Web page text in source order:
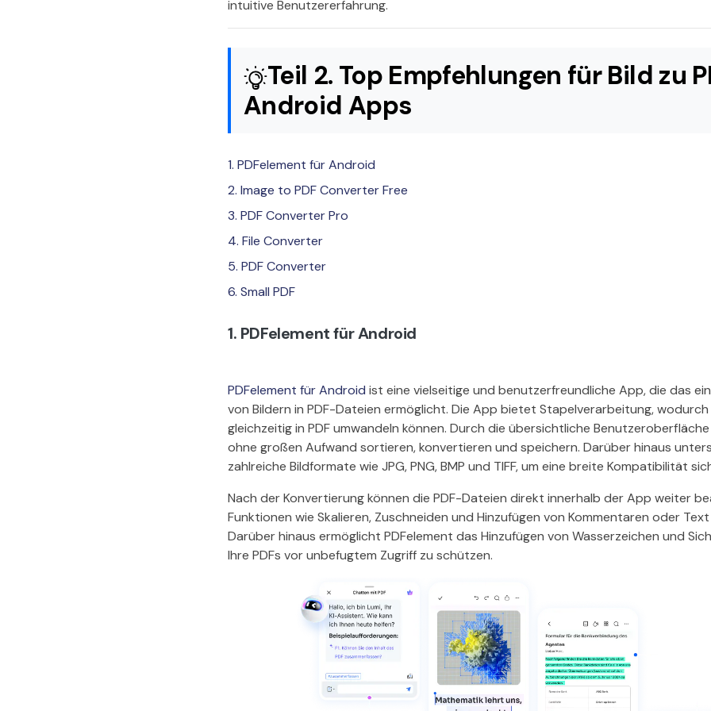
intuitive Benutzererfahrung.
Teil 2. Top Empfehlungen für Bild zu
Android Apps
1. PDFelement für Android
2. Image to PDF Converter Free
3. PDF Converter Pro
4. File Converter
5. PDF Converter
6. Small PDF
1. PDFelement für Android
PDFelement für Android ist eine vielseitige und benutzerfreundliche App, die das
von Bildern in PDF-Dateien ermöglicht. Die App bietet Stapelverarbeitung, wodurch
gleichzeitig in PDF umwandeln können. Durch die übersichtliche
ohne großen Aufwand sortieren, konvertieren und speichern. Darüber hinaus
zahlreiche Bildformate wie JPG, PNG, BMP und TIFF, um eine breite Kompatibilität
Nach der Konvertierung können die PDF-Dateien direkt innerhalb der App weiter
Funktionen wie Skalieren, Zuschneiden und Hinzufügen von Kommentaren oder
Darüber hinaus ermöglicht PDFelement das Hinzufügen von Wasserzeichen und
Ihre PDFs vor unbefugtem Zugriff zu schützen.